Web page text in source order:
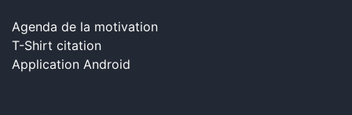
Agenda de la motivation
T-Shirt citation
Application Android